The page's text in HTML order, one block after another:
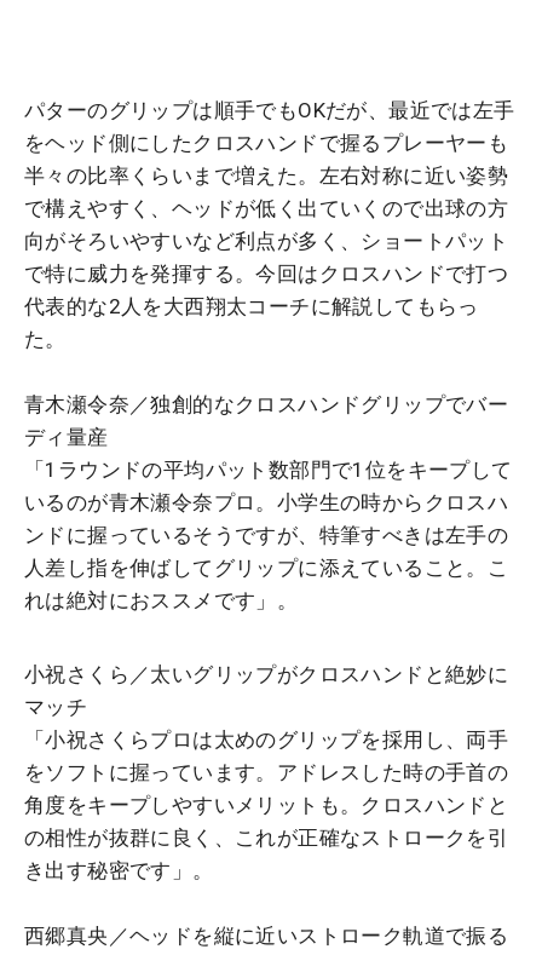
パターのグリップは順手でもOKだが、最近では左手
をヘッド側にしたクロスハンドで握るプレーヤーも
半々の比率くらいまで増えた。左右対称に近い姿勢
で構えやすく、ヘッドが低く出ていくので出球の方
向がそろいやすいなど利点が多く、ショートパット
で特に威力を発揮する。今回はクロスハンドで打つ
代表的な2人を大西翔太コーチに解説してもらっ
た。
青木瀬令奈／独創的なクロスハンドグリップでバー
ディ量産
「1ラウンドの平均パット数部門で1位をキープして
いるのが青木瀬令奈プロ。小学生の時からクロスハ
ンドに握っているそうですが、特筆すべきは左手の
人差し指を伸ばしてグリップに添えていること。こ
れは絶対におススメです」。
小祝さくら／太いグリップがクロスハンドと絶妙に
マッチ
「小祝さくらプロは太めのグリップを採用し、両手
をソフトに握っています。アドレスした時の手首の
角度をキープしやすいメリットも。クロスハンドと
の相性が抜群に良く、これが正確なストロークを引
き出す秘密です」。
西郷真央／ヘッドを縦に近いストローク軌道で振る